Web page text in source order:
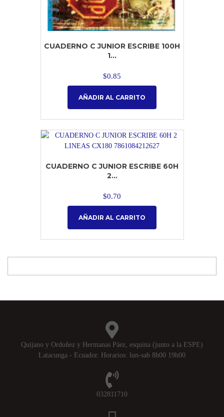
CUADERNO C JUNIOR ESCRIBE 100H
1...
$0.85
AÑADIR AL CARRITO
CUADERNO C JUNIOR ESCRIBE 60H
2...
$0.70
AÑADIR AL CARRITO
Quijano y Ordoñez y Hermanas Páez, esquina (junto a la ESPE)
Latacunga - Ecuador. Horarios: lun-sab 8h00 19h00
032811710